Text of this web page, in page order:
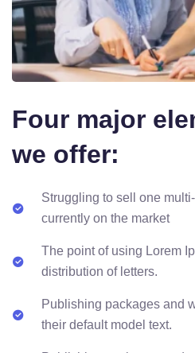
Four major
we offer:
Struggling to sell one
currently on the market
The point of using Lorem
distribution of letters.
Publishing packages and
their default model text.